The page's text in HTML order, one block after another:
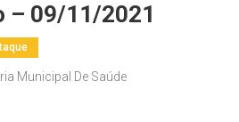
– 09/11/2021
Municipal De Saúde